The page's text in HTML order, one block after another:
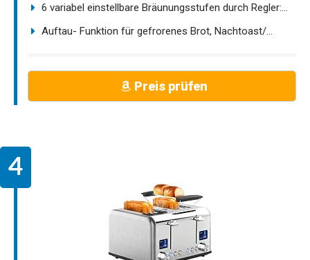
6 variabel einstellbare Bräunungsstufen durch Regler:...
Auftau- Funktion für gefrorenes Brot, Nachtoast/...
Preis prüfen